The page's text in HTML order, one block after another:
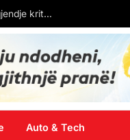
LAJM I FUNDIT: Spanja ekstradon në Kosovë Dukagjin Nikollajn, protagonistin e përleshjes në “Bon Vivant”
Auto & Tech